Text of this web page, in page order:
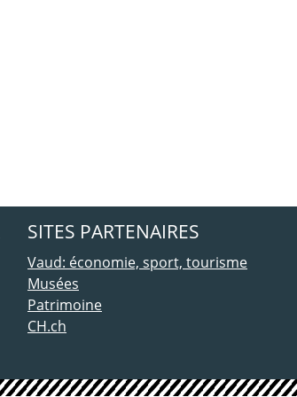
SITES PARTENAIRES
Vaud: économie, sport, tourisme
Musées
Patrimoine
CH.ch